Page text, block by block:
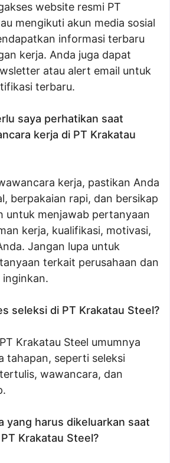
website resmi PT
mengikuti akun media sosial
informasi terbaru
kerja. Anda juga dapat
atau alert email untuk
terbaru.
saya perhatikan saat
kerja di PT Krakatau
kerja, pastikan Anda
berpakaian rapi, dan bersikap
untuk menjawab pertanyaan
kerja, kualifikasi, motivasi,
Jangan lupa untuk
terkait perusahaan dan
inginkan.
seleksi di PT Krakatau Steel?
Krakatau Steel umumnya
tahapan, seperti seleksi
wawancara, dan
yang harus dikeluarkan saat
Krakatau Steel?